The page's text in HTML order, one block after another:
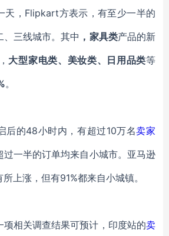
， Flipkart方表示，有至少一半的
三线城市。其中 ，家具类产品的新
， 大型家电类、美妆类、日用品类等
。
后的48小时内，有超过10万名卖家
过一半的订单均来自小城市。亚马逊
上涨，但有91%都来自小城镇。
项相关调查结果可预计，印度站的卖